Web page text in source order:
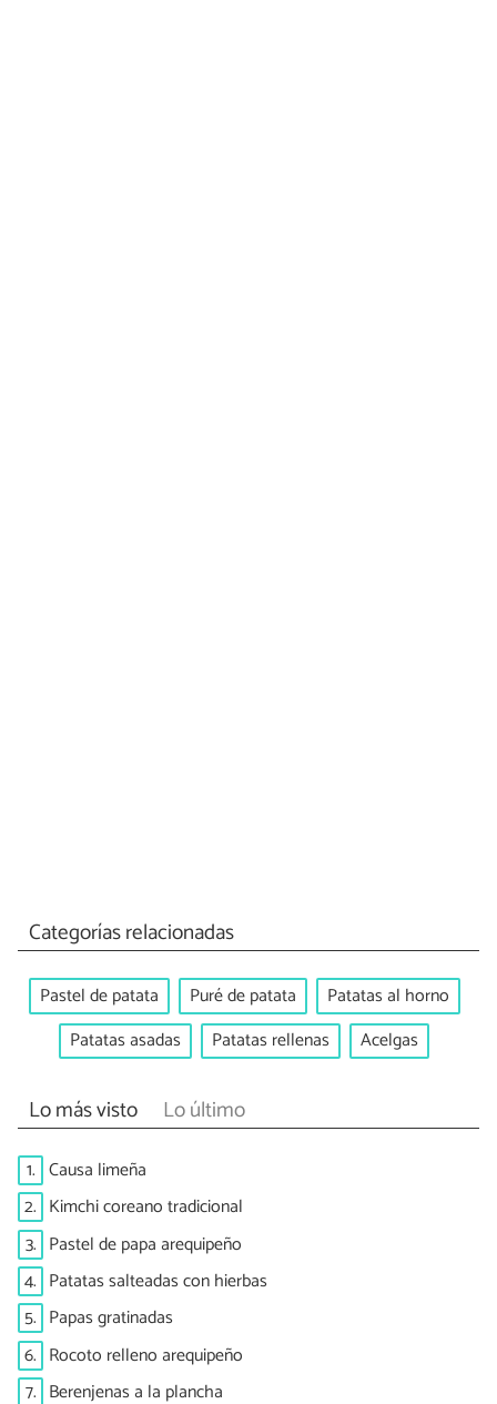
Categorías relacionadas
Pastel de patata Puré de patata
Patatas al horno
Patatas asadas
Patatas rellenas Acelgas
Lo más visto Lo último
1. Causa limeña
2. Kimchi coreano tradicional
3. Pastel de papa arequipeño
4. Patatas salteadas con hierbas
5. Papas gratinadas
6. Rocoto relleno arequipeño
7. Berenjenas a la plancha